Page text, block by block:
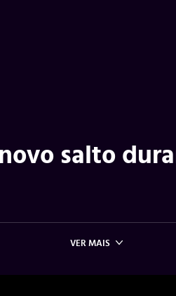
salto
VER MAIS